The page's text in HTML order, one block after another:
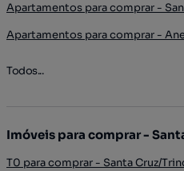
Apartamentos para comprar -
Apartamentos para comprar -
Todos...
Imóveis para comprar -
T0 para comprar - Santa Cruz/